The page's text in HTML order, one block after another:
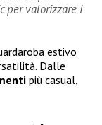
per valorizzare i
estivo
Dalle
più casual,